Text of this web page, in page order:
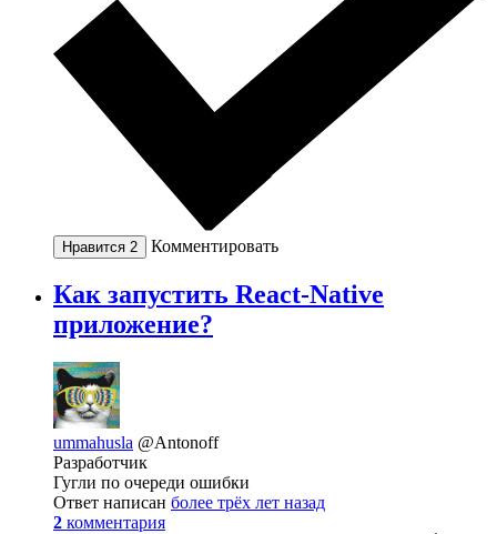
Нравится 2 Комментировать
Как запустить React-Native
приложение?
ummahusla @Antonoff
Разработчик
Гугли по очереди ошибки
Ответ написан более трёх лет назад
2 комментария